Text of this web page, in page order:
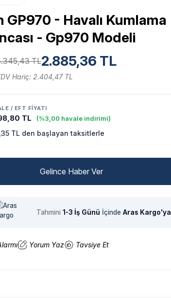
GP970 - Havalı Kumlama
- Gp970 Modeli
TL2.885,36 TL
Hariç: 2.404,47 TL
/ EFT FIYATI
TL (%3,00 havale indirimi)
TL den başlayan taksitlerle
Gelince Haber Ver
Tahmini 1-3 İş Günü İçinde Aras Kargo'ya
Yorum Yaz Tavsiye Et